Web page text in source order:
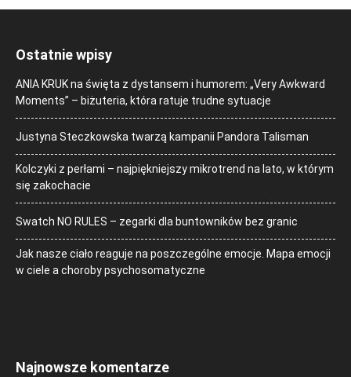
Ostatnie wpisy
ANIA KRUK na święta z dystansem i humorem: „Very Awkward
Moments” – biżuteria, która ratuje trudne sytuacje
Justyna Steczkowska twarzą kampanii Pandora Talisman
Kolczyki z perłami – najpiękniejszy mikrotrend na lato, w którym
się zakochacie
Swatch NO RULES – zegarki dla buntowników bez granic
Jak nasze ciało reaguje na poszczególne emocje. Mapa emocji
w ciele a choroby psychosomatyczne
Najnowsze komentarze